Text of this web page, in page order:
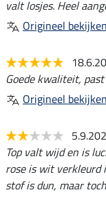
valt losjes. Heel
Origineel bekijken
Goede kwaliteit,
Origineel bekijken
Top valt wijd en is
rose is wit verkleurd
stof is dun, maar